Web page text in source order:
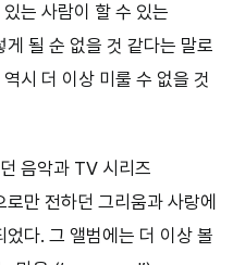
는 사람이 할 수 있는
될 순 없을 것 같다는 말로
시 더 이상 미룰 수 없을 것
음악과 TV 시리즈
만 전하던 그리움과 사랑에
다. 그 앨범에는 더 이상 볼